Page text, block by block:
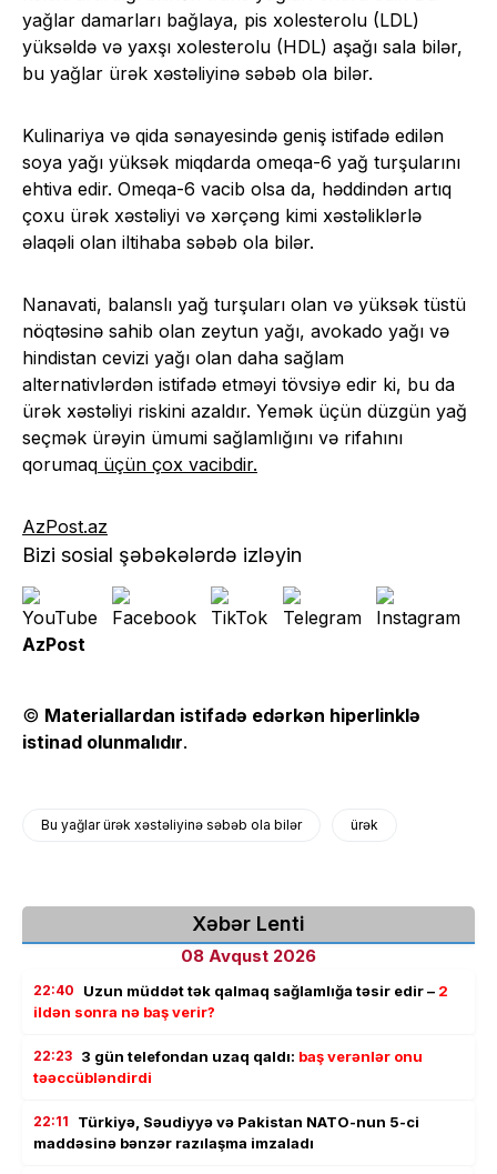
yağlar damarları bağlaya, pis xolesterolu (LDL)
yüksəldə və yaxşı xolesterolu (HDL) aşağı sala bilər,
bu yağlar ürək xəstəliyinə səbəb ola bilər.
Kulinariya və qida sənayesində geniş istifadə edilən
soya yağı yüksək miqdarda omeqa-6 yağ turşularını
ehtiva edir. Omeqa-6 vacib olsa da, həddindən artıq
çoxu ürək xəstəliyi və xərçəng kimi xəstəliklərlə
əlaqəli olan iltihaba səbəb ola bilər.
Nanavati, balanslı yağ turşuları olan və yüksək tüstü
nöqtəsinə sahib olan zeytun yağı, avokado yağı və
hindistan cevizi yağı olan daha sağlam
alternativlərdən istifadə etməyi tövsiyə edir ki, bu da
ürək xəstəliyi riskini azaldır. Yemək üçün düzgün yağ
seçmək ürəyin ümumi sağlamlığını və rifahını
qorumaq üçün çox vacibdir.
AzPost.az
Bizi sosial şəbəkələrdə izləyin
AzPost
© Materiallardan istifadə edərkən hiperlinklə
istinad olunmalıdır.
Bu yağlar ürək xəstəliyinə səbəb ola bilər ürək
Xəbər Lenti
08 Avqust 2026
22:40 Uzun müddət tək qalmaq sağlamlığa təsir edir – 2
ildən sonra nə baş verir?
22:23 3 gün telefondan uzaq qaldı: baş verənlər onu
təəccübləndirdi
22:11
Türkiyə, Səudiyyə və Pakistan NATO-nun 5-ci
maddəsinə bənzər razılaşma imzaladı